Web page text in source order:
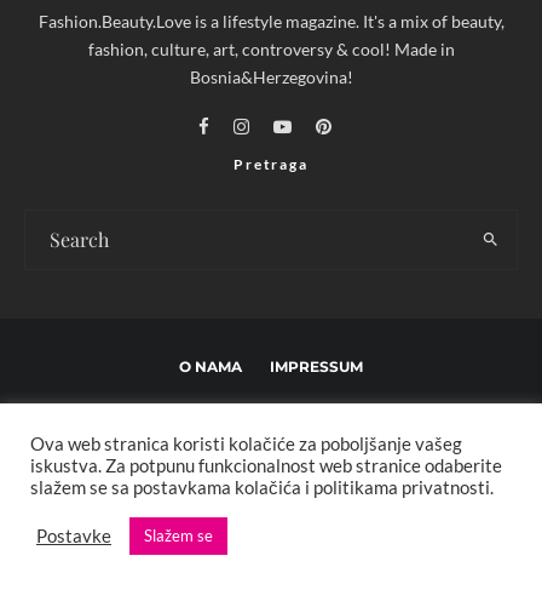
Fashion.Beauty.Love is a lifestyle magazine. It's a mix of beauty,
fashion, culture, art, controversy & cool! Made in
Bosnia&Herzegovina!
Pretraga
O NAMA IMPRESSUM
POLITIKA PRIVATNOSTI MARKETING KONTAKT
Copyright © 2013 - 2025 FBL creative. Sva prava zadržana. Developed by:
XStreamThemes
Ova web stranica koristi kolačiće za poboljšanje vašeg
iskustva. Za potpunu funkcionalnost web stranice odaberite
slažem se sa postavkama kolačića i politikama privatnosti.
Postavke Slažem se